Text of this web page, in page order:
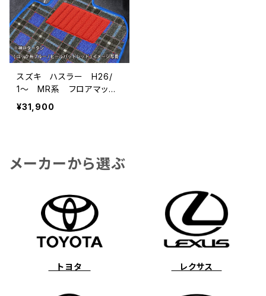
スズキ ハスラー H26/
1〜 MR系 フロアマット
一式 カーマット 神戸タ
ータン 特別受注生産品
¥31,900
メーカーから選ぶ
トヨタ レクサス